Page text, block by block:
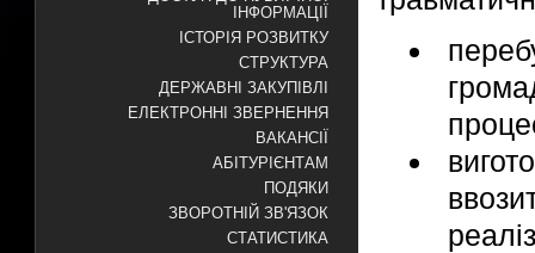
ІНФОРМАЦІЇ
ІСТОРІЯ РОЗВИТКУ
СТРУКТУРА
ДЕРЖАВНІ ЗАКУПІВЛІ
ЕЛЕКТРОННІ ЗВЕРНЕННЯ
ВАКАНСІЇ
АБІТУРІЄНТАМ
ПОДЯКИ
ЗВОРОТНІЙ ЗВ'ЯЗОК
СТАТИСТИКА